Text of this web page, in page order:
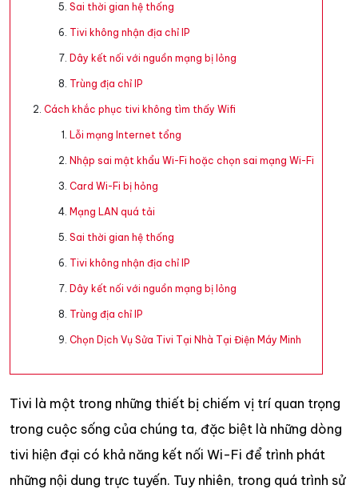
Sai thời gian hệ thống
Tivi không nhận địa chỉ IP
Dây kết nối với nguồn mạng bị lỏng
Trùng địa chỉ IP
Cách khắc phục tivi không tìm thấy Wifi
Lỗi mạng Internet tổng
Nhập sai mật khẩu Wi-Fi hoặc chọn sai mạng Wi-Fi
Card Wi-Fi bị hỏng
Mạng LAN quá tải
Sai thời gian hệ thống
Tivi không nhận địa chỉ IP
Dây kết nối với nguồn mạng bị lỏng
Trùng địa chỉ IP
Chọn Dịch Vụ Sửa Tivi Tại Nhà Tại Điện Máy Minh
Tivi là một trong những thiết bị chiếm vị trí quan trọng
trong cuộc sống của chúng ta, đặc biệt là những dòng
tivi hiện đại có khả năng kết nối Wi-Fi để trình phát
những nội dung trực tuyến. Tuy nhiên, trong quá trình sử